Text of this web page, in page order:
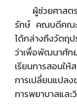
ผู้ช่วยศาสต
รักษ์ คณบดีคณะ
ได้กล่างถึงวัตถุป
ว่าเพื่อพัฒนาศัก
เรียนการสอนใ
การเปลี่ยนแป
การพยาบาลแล